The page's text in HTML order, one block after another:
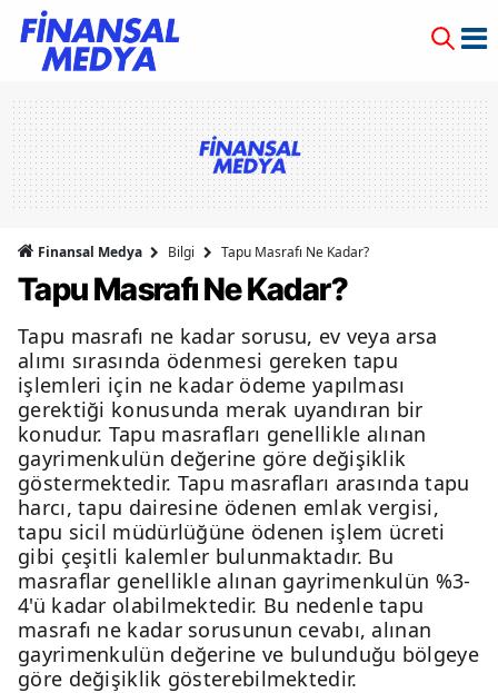
Finansal Medya Bilgi Tapu Masrafı Ne Kadar?
Tapu Masrafı Ne Kadar?
Tapu masrafı ne kadar sorusu, ev veya arsa
alımı sırasında ödenmesi gereken tapu
işlemleri için ne kadar ödeme yapılması
gerektiği konusunda merak uyandıran bir
konudur. Tapu masrafları genellikle alınan
gayrimenkulün değerine göre değişiklik
göstermektedir. Tapu masrafları arasında tapu
harcı, tapu dairesine ödenen emlak vergisi,
tapu sicil müdürlüğüne ödenen işlem ücreti
gibi çeşitli kalemler bulunmaktadır. Bu
masraflar genellikle alınan gayrimenkulün %3-
4'ü kadar olabilmektedir. Bu nedenle tapu
masrafı ne kadar sorusunun cevabı, alınan
gayrimenkulün değerine ve bulunduğu bölgeye
göre değişiklik gösterebilmektedir.